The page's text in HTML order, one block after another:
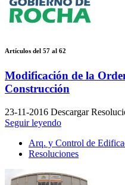
Artículos del 57 al 62
Modificación de la
Construcción
23-11-2016 Descargar
Seguir leyendo
Arq. y Control de
Resoluciones